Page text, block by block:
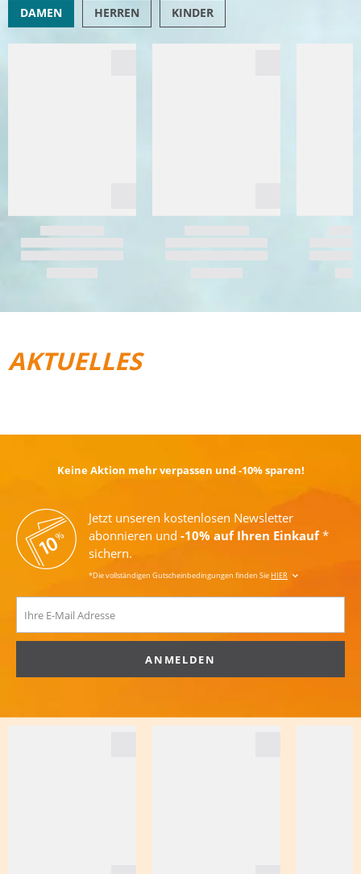
DAMEN HERREN KINDER
AKTUELLES
Keine Aktion mehr verpassen und -10% sparen!
Jetzt unseren kostenlosen Newsletter
abonnieren und -10% auf Ihren Einkauf*
sichern.
*Die vollständigen Gutscheinbedingungen finden SieHIER
ANMELDEN